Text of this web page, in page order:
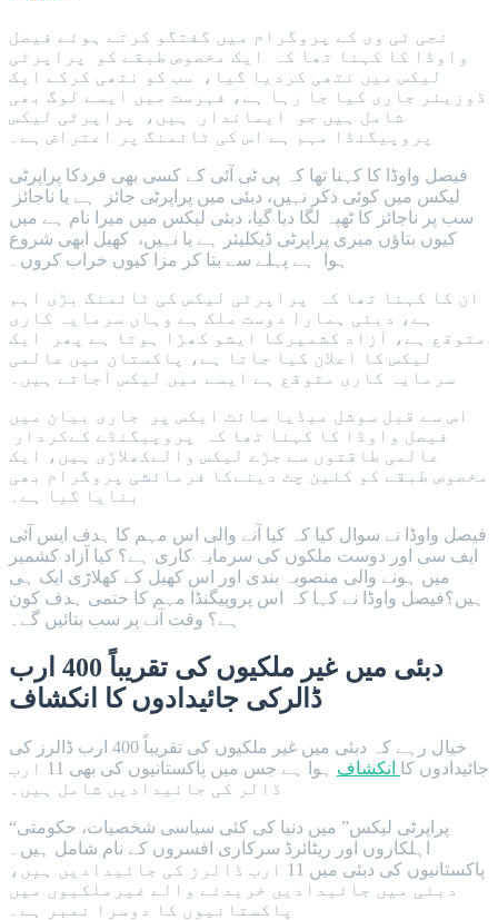
نجی ٹی وی کے پروگرام میں گفتگو کرتے ہوئے فیصل
واوڈا کا کہنا تھا کہ ایک مخصوص طبقے کو پراپرٹی
لیکس میں نتھی کردیا گیا، سب کو نتھی کرکے ایک
ڈوزیئر جاری کیا جا رہا ہے، فہرست میں ایسے لوگ بھی
شامل ہیں جو ایماندار ہیں، پراپرٹی لیکس
پروپیگنڈا مہم ہے اس کی ٹائمنگ پر اعتراض ہے۔
فیصل واوڈا کا کہنا تھا کہ پی ٹی آئی کے کسی بھی فردکا پراپرٹی
لیکس میں کوئی ذکر نہیں، دبئی میں پراپرٹی جائز ہے یا ناجائز
سب پر ناجائز کا ٹھپہ لگا دیا گیا، دبئی لیکس میں میرا نام ہے میں
کیوں بتاؤں میری پراپرٹی ڈیکلیئر ہے یا نہیں، کھیل ابھی شروع
ہوا ہے پہلے سے بتا کر مزا کیوں خراب کروں۔
ان کا کہنا تھا کہ پراپرٹی لیکس کی ٹائمنگ بڑی اہم
ہے، دبئی ہمارا دوست ملک ہے وہاں سرمایہ کاری
متوقع ہے، آزاد کشمیرکا ایشو کھڑا ہوتا ہے پھر ایک
لیکس کا اعلان کیا جاتا ہے، پاکستان میں عالمی
سرمایہ کاری متوقع ہے ایسے میں لیکس آجاتے ہیں۔
اس سے قبل سوشل میڈیا سائٹ ایکس پر جاری بیان میں
فیصل واوڈا کا کہنا تھا کہ پروپیگنڈے کےکردار
عالمی طاقتوں سے جڑے لیکس والےکھلاڑی ہیں، ایک
مخصوص طبقے کو کلین چٹ دینےکا فرمائشی پروگرام بھی
بنایا گیا ہے۔
فیصل واوڈا نے سوال کیا کہ کیا آنے والی اس مہم کا ہدف ایس آئی
ایف سی اور دوست ملکوں کی سرمایہ کاری ہے؟ کیا آزاد کشمیر
میں ہونے والی منصوبہ بندی اور اس کھیل کے کھلاڑی ایک ہی
ہیں؟فیصل واوڈا نے کہا کہ اس پروپیگنڈا مہم کا حتمی ہدف کون
ہے؟ وقت آنے پر سب بتائیں گے۔
دبئی میں غیر ملکیوں کی تقریباً 400 ارب
ڈالرکی جائیدادوں کا انکشاف
خیال رہے کہ دبئی میں غیر ملکیوں کی تقریباً 400 ارب ڈالرز کی
جائیدادوں کا انکشاف
ہوا ہے جس میں پاکستانیوں کی بھی 11 ارب
ڈالر کی جائیدادیں شامل ہیں۔
“پراپرٹی لیکس” میں دنیا کی کئی سیاسی شخصیات، حکومتی
اہلکاروں اور ریٹائرڈ سرکاری افسروں کے نام شامل ہیں۔
پاکستانیوں کی دبئی میں 11 ارب ڈالرز کی جائیدادیں ہیں،
دبئی میں جائیدادیں خریدنے والے غیرملکیوں میں
پاکستانیوں کا دوسرا نمبر ہے۔